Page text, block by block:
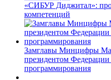
«СИБУР Диджитал»:
компетенций
Замглавы Минцифры
президентом Федерации
программирования